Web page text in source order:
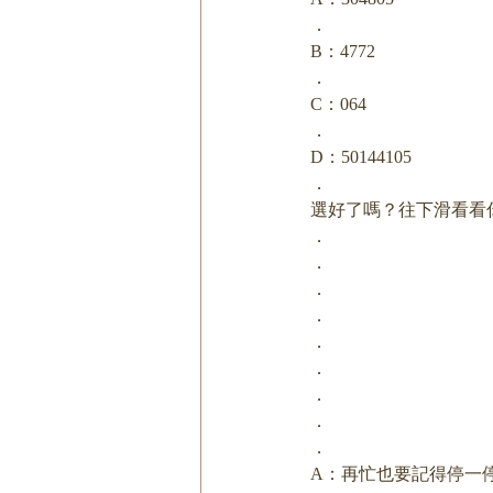
．
B：4772
．
C：064
．
D：50144105
．
選好了嗎？往下滑看看
．
．
．
．
．
．
．
．
．
A：再忙也要記得停一